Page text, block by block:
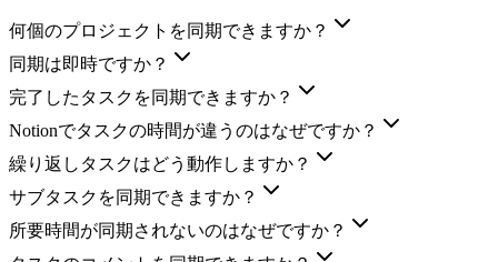
何個のプロジェクトを同期できますか？
同期は即時ですか？
完了したタスクを同期できますか？
Notionでタスクの時間が違うのはなぜですか？
繰り返しタスクはどう動作しますか？
サブタスクを同期できますか？
所要時間が同期されないのはなぜですか？